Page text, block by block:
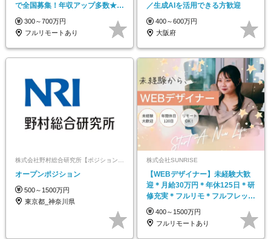
で全国募集！年収アップ多数★年
休最大130日★
300～700万円
フルリモートあり
／生成AIを活用できる方歓迎
400～600万円
大阪府
オープンポジション
500～1500万円
東京都_神奈川県
株式会社SUNRISE
【WEBデザイナー】未経験大歓
迎＊月給30万円＊年休125日＊研
修充実＊フルリモ＊フルフレック
ス＊
400～1500万円
フルリモートあり